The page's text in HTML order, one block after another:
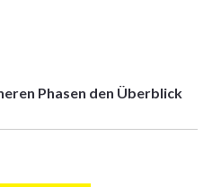
Phasen den Überblick